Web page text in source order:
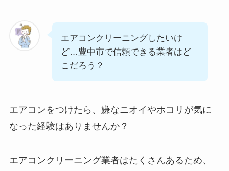
エアコンクリーニングしたいけ
ど…豊中市で信頼できる業者はど
こだろう？
エアコンをつけたら、嫌なニオイやホコリが気に
なった経験はありませんか？
エアコンクリーニング業者はたくさんあるため、